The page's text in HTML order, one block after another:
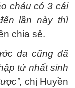
cháu có 3 cái
lần này thì
chia sẻ.
da cũng đã
tử nhất sinh
chị Huyền